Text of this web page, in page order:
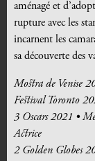
aménagé et
rupture avec les
incarnent les
sa découverte des
Mostra de Venise
Festival Toronto
3 Oscars 2021 •
Actrice
2 Golden Globes